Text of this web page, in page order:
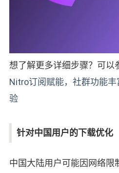
想了解更多详细步骤？可以
Nitro订阅赋能，社群功能
验
针对中国用户的下载优化
中国大陆用户可能因网络限